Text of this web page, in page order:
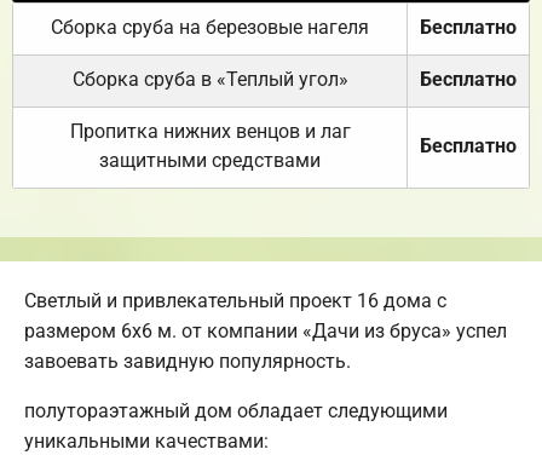
Сборка сруба на березовые нагеля Бесплатно
Сборка сруба в «Теплый угол» Бесплатно
Пропитка нижних венцов и лаг
защитными средствами
Бесплатно
Светлый и привлекательный проект 16 дома с
размером 6х6 м. от компании «Дачи из бруса» успел
завоевать завидную популярность.
полутораэтажный дом обладает следующими
уникальными качествами: